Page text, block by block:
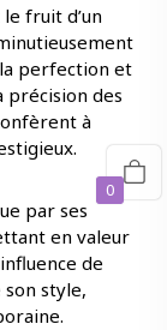
fruit d’un
perfection et
précision des
à
par ses
en valeur
de
son style,
0